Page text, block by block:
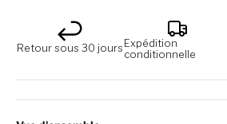
Retour sous 30 jours Expédition
conditionnelle